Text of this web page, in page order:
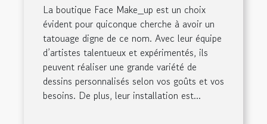
La boutique Face Make_up est un choix
évident pour quiconque cherche à avoir un
tatouage digne de ce nom. Avec leur équipe
d’artistes talentueux et expérimentés, ils
peuvent réaliser une grande variété de
dessins personnalisés selon vos goûts et vos
besoins. De plus, leur installation est...